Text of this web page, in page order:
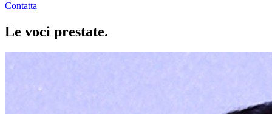
Contatta
Le voci prestate.